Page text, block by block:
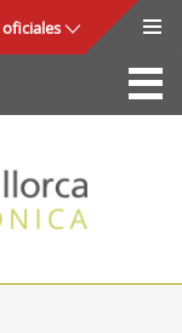
La Sede
de Mallorca
y seguridad
Utilidades